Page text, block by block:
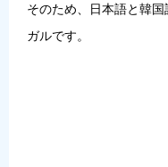
そのため、
日本語と韓
ガルです。